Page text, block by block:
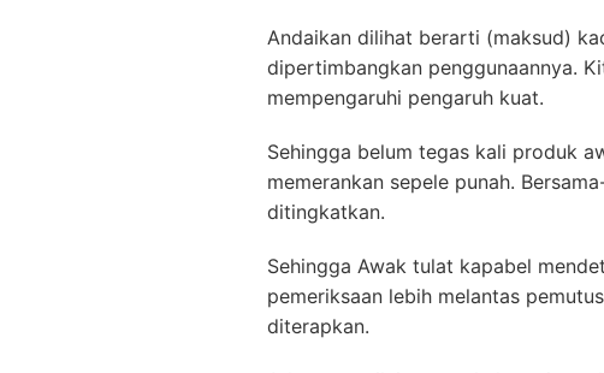
Andaikan dilihat berarti (maksud)
dipertimbangkan penggunaannya.
mempengaruhi pengaruh kuat.
Sehingga belum tegas kali produk
memerankan sepele punah.
ditingkatkan.
Sehingga Awak tulat kapabel
pemeriksaan lebih melantas
diterapkan.